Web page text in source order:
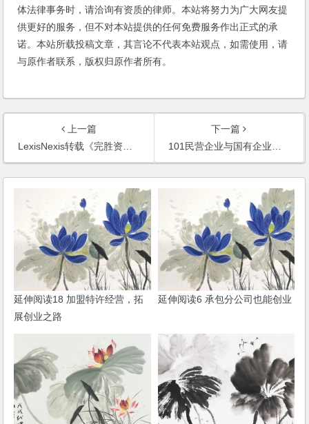
体法律事务时，请洽询有资质的律师。本站将努力为广大网友提
供更好的服务，但不对本站提供的任何免费服务作出正式的承
诺。本站所载投稿文章，其言论不代表本站观点，如需使用，请
与原作者联系，版权归原作者所有。
上一篇
LexisNexis转载《完胜资本2：公司投融资模式流程完全操作指南》
下一篇
101民营企业与国有企业如何联营
延伸阅读18 加盟特许经营，拓
展创业之路
延伸阅读6 承包分公司也能创业